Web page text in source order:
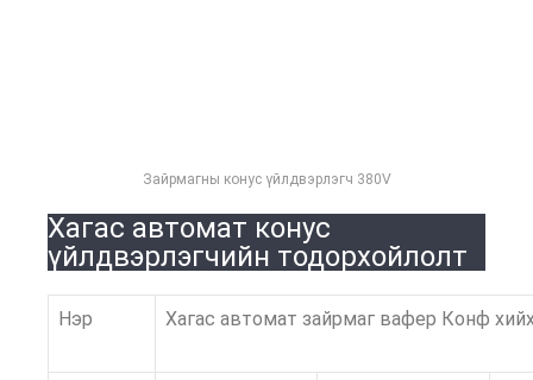
Зайрмагны конус үйлдвэрлэгч 380V
Хагас автомат конус
үйлдвэрлэгчийн тодорхойлолт
Нэр Хагас автомат зайрмаг вафер Конф